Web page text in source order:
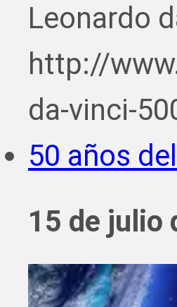
Leonardo
http://
da-vinci-
50 años
15 de julio